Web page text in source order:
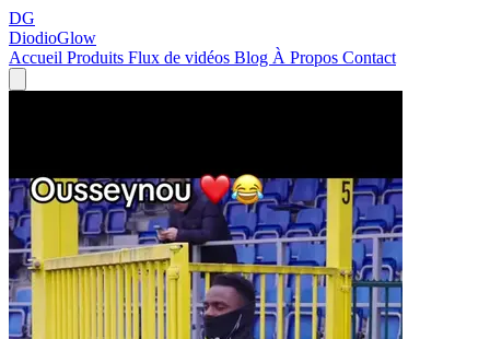
DG
DiodioGlow
Accueil Produits Flux de vidéos Blog À Propos Contact